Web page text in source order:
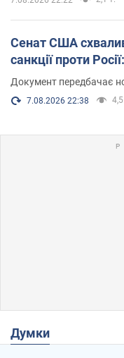
Сенат США
санкції проти
Документ передбачає
7.08.2026 22:38 4,5
Думки